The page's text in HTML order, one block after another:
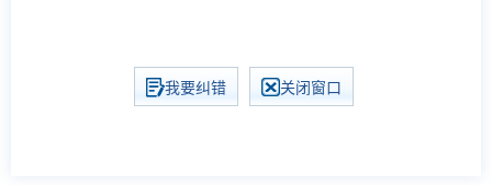
我要纠错 关闭窗口